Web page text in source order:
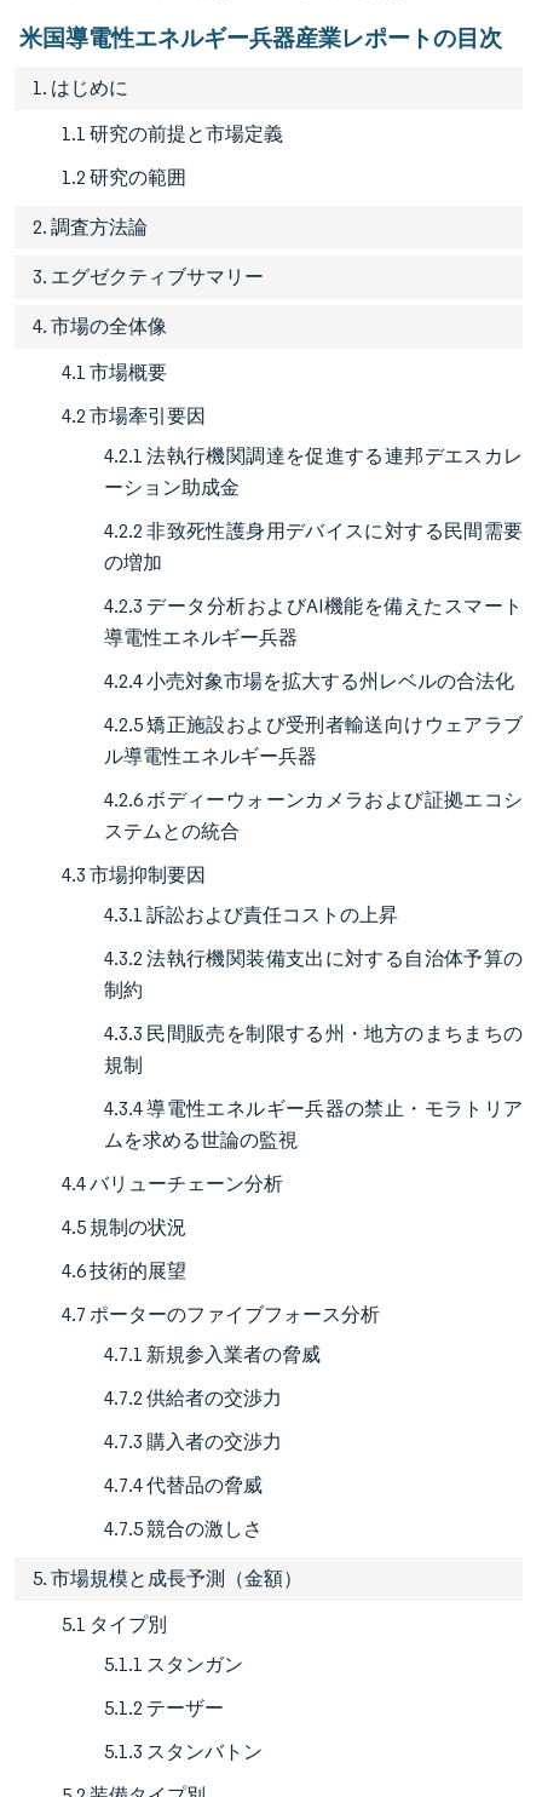
米国導電性エネルギー兵器産業レポートの目次
1. はじめに
1.1 研究の前提と市場定義
1.2 研究の範囲
2. 調査方法論
3. エグゼクティブサマリー
4. 市場の全体像
4.1 市場概要
4.2 市場牽引要因
4.2.1 法執行機関調達を促進する連邦デエスカレ
ーション助成金
4.2.2 非致死性護身用デバイスに対する民間需要
の増加
4.2.3 データ分析およびAI機能を備えたスマート
導電性エネルギー兵器
4.2.4 小売対象市場を拡大する州レベルの合法化
4.2.5 矯正施設および受刑者輸送向けウェアラブ
ル導電性エネルギー兵器
4.2.6 ボディーウォーンカメラおよび証拠エコシ
ステムとの統合
4.3 市場抑制要因
4.3.1 訴訟および責任コストの上昇
4.3.2 法執行機関装備支出に対する自治体予算の
制約
4.3.3 民間販売を制限する州・地方のまちまちの
規制
4.3.4 導電性エネルギー兵器の禁止・モラトリア
ムを求める世論の監視
4.4 バリューチェーン分析
4.5 規制の状況
4.6 技術的展望
4.7 ポーターのファイブフォース分析
4.7.1 新規参入業者の脅威
4.7.2 供給者の交渉力
4.7.3 購入者の交渉力
4.7.4 代替品の脅威
4.7.5 競合の激しさ
5. 市場規模と成長予測（金額）
5.1 タイプ別
5.1.1 スタンガン
5.1.2 テーザー
5.1.3 スタンバトン